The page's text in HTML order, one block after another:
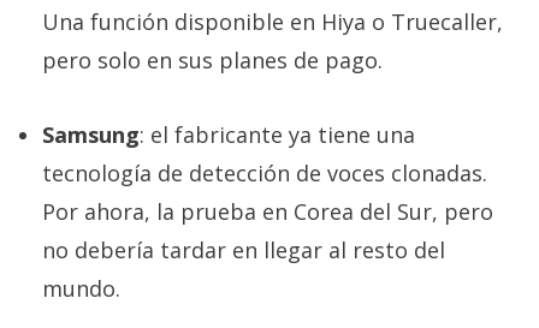
Una función disponible en Hiya o Truecaller,
pero solo en sus planes de pago.
Samsung: el fabricante ya tiene una
tecnología de detección de voces clonadas.
Por ahora, la prueba en Corea del Sur, pero
no debería tardar en llegar al resto del
mundo.